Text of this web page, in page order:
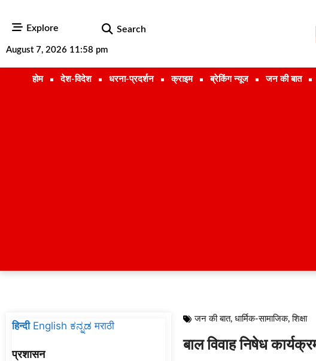
Explore Search
August 7, 2026 11:58 pm
होम देश-विदेश धरना-प्रदर्शन क्राइम ब्रेकिंग न्यूज जन की बात
हिन्दी English ಕನ್ನಡ मराठी
प्रशासन
जन की बात, धार्मिक-सामाजिक,शिक्षा
बाल विवाह निषेध